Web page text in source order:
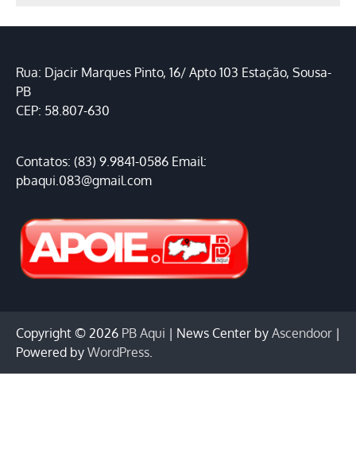
Rua: Djacir Marques Pinto, 16/ Apto 103 Estação, Sousa-
PB
CEP: 58.807-630
Contatos: (83) 9.9841-0586 Email:
pbaqui.083@gmail.com
Copyright © 2026 PB Aqui | News Center by Ascendoor |
Powered by WordPress.